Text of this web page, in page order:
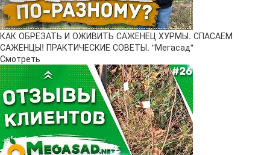
КАК ОБРЕЗАТЬ И ОЖИВИТЬ САЖЕНЕЦ ХУРМЫ. СПАСАЕМ
САЖЕНЦЫ! ПРАКТИЧЕСКИЕ СОВЕТЫ. "Мегасад"
Смотреть